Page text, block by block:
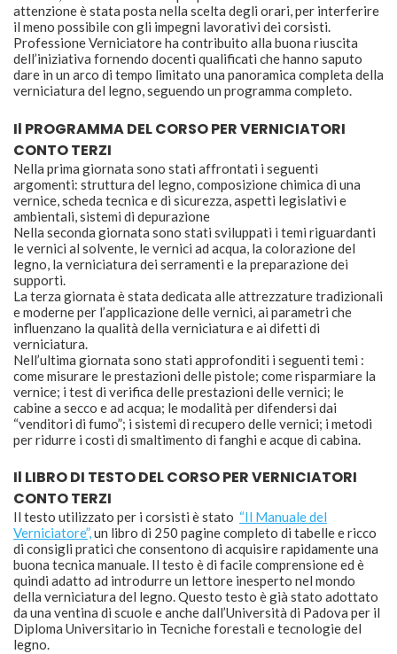
attenzione è stata posta nella scelta degli orari, per interferire
il meno possibile con gli impegni lavorativi dei corsisti.
Professione Verniciatore ha contribuito alla buona riuscita
dell’iniziativa fornendo docenti qualificati che hanno saputo
dare in un arco di tempo limitato una panoramica completa della
verniciatura del legno, seguendo un programma completo.
Il PROGRAMMA DEL CORSO PER VERNICIATORI
CONTO TERZI
Nella prima giornata sono stati affrontati i seguenti
argomenti: struttura del legno, composizione chimica di una
vernice, scheda tecnica e di sicurezza, aspetti legislativi e
ambientali, sistemi di depurazione
Nella seconda giornata sono stati sviluppati i temi riguardanti
le vernici al solvente, le vernici ad acqua, la colorazione del
legno, la verniciatura dei serramenti e la preparazione dei
supporti.
La terza giornata è stata dedicata alle attrezzature tradizionali
e moderne per l’applicazione delle vernici, ai parametri che
influenzano la qualità della verniciatura e ai difetti di
verniciatura.
Nell’ultima giornata sono stati approfonditi i seguenti temi :
come misurare le prestazioni delle pistole; come risparmiare la
vernice; i test di verifica delle prestazioni delle vernici; le
cabine a secco e ad acqua; le modalità per difendersi dai
“venditori di fumo”; i sistemi di recupero delle vernici; i metodi
per ridurre i costi di smaltimento di fanghi e acque di cabina.
Il LIBRO DI TESTO DEL CORSO PER VERNICIATORI
CONTO TERZI
Il testo utilizzato per i corsisti è stato “Il Manuale del
Verniciatore”,un libro di 250 pagine completo di tabelle e ricco
di consigli pratici che consentono di acquisire rapidamente una
buona tecnica manuale. Il testo è di facile comprensione ed è
quindi adatto ad introdurre un lettore inesperto nel mondo
della verniciatura del legno. Questo testo è già stato adottato
da una ventina di scuole e anche dall’Università di Padova per il
Diploma Universitario in Tecniche forestali e tecnologie del
legno.